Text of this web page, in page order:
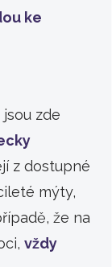
ke
zde
z dostupné
mýty,
že na
vždy